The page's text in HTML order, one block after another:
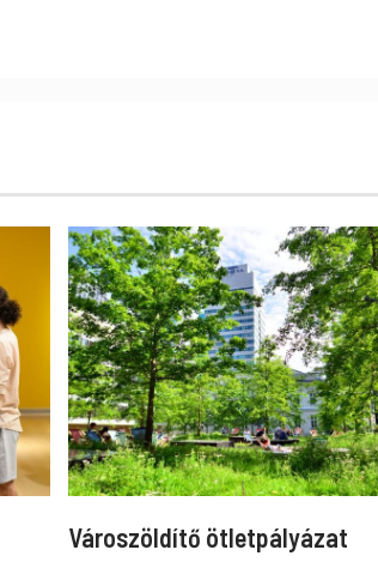
Városzöldítő ötletpályázat